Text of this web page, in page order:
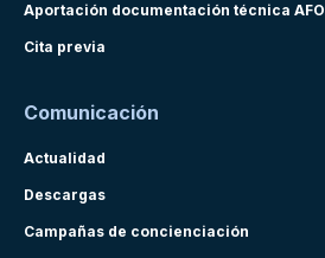
Aportación documentación técnica AFO
Cita previa
Comunicación
Actualidad
Descargas
Campañas de concienciación